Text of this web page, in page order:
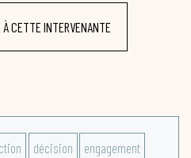
À CETTE INTERVENANTE
décision engagement